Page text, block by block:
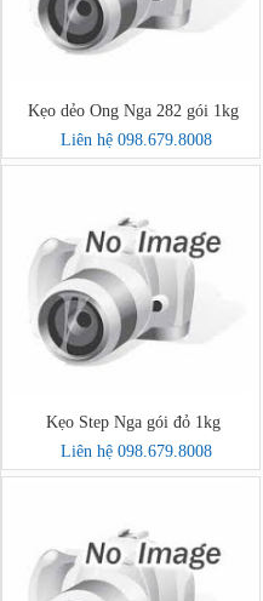
Kẹo dẻo Ong Nga 282 gói 1kg
Liên hệ 098.679.8008
Kẹo Step Nga gói đỏ 1kg
Liên hệ 098.679.8008